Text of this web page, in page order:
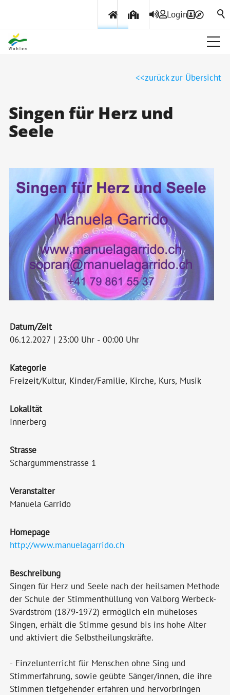
Login
Politik & Verwaltung
Themen & Services
zurück zur Übersicht
Singen für Herz und
Seele
Datum/Zeit
06.12.2027 | 23:00 Uhr - 00:00 Uhr
Kategorie
Freizeit/Kultur, Kinder/Familie, Kirche, Kurs, Musik
Lokalität
Innerberg
Strasse
Schärgummenstrasse 1
Veranstalter
Manuela Garrido
Homepage
http://www.manuelagarrido.ch
Beschreibung
Singen für Herz und Seele nach der heilsamen Methode
der Schule der Stimmenthüllung von Valborg Werbeck-
Svärdström (1879-1972) ermöglich ein müheloses
Singen, erhält die Stimme gesund bis ins hohe Alter
und aktiviert die Selbstheilungskräfte.
- Einzelunterricht für Menschen ohne Sing und
Stimmerfahrung, sowie geübte Sänger/innen, die ihre
Stimmen tiefgehender erfahren und hervorbringen